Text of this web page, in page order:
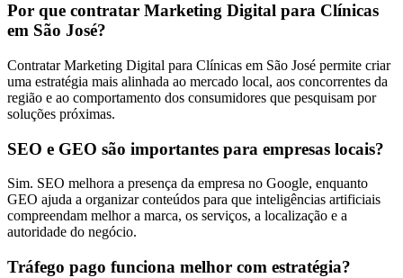
Por que contratar Marketing Digital para Clínicas
em São José?
Contratar Marketing Digital para Clínicas em São José permite criar
uma estratégia mais alinhada ao mercado local, aos concorrentes da
região e ao comportamento dos consumidores que pesquisam por
soluções próximas.
SEO e GEO são importantes para empresas locais?
Sim. SEO melhora a presença da empresa no Google, enquanto
GEO ajuda a organizar conteúdos para que inteligências artificiais
compreendam melhor a marca, os serviços, a localização e a
autoridade do negócio.
Tráfego pago funciona melhor com estratégia?